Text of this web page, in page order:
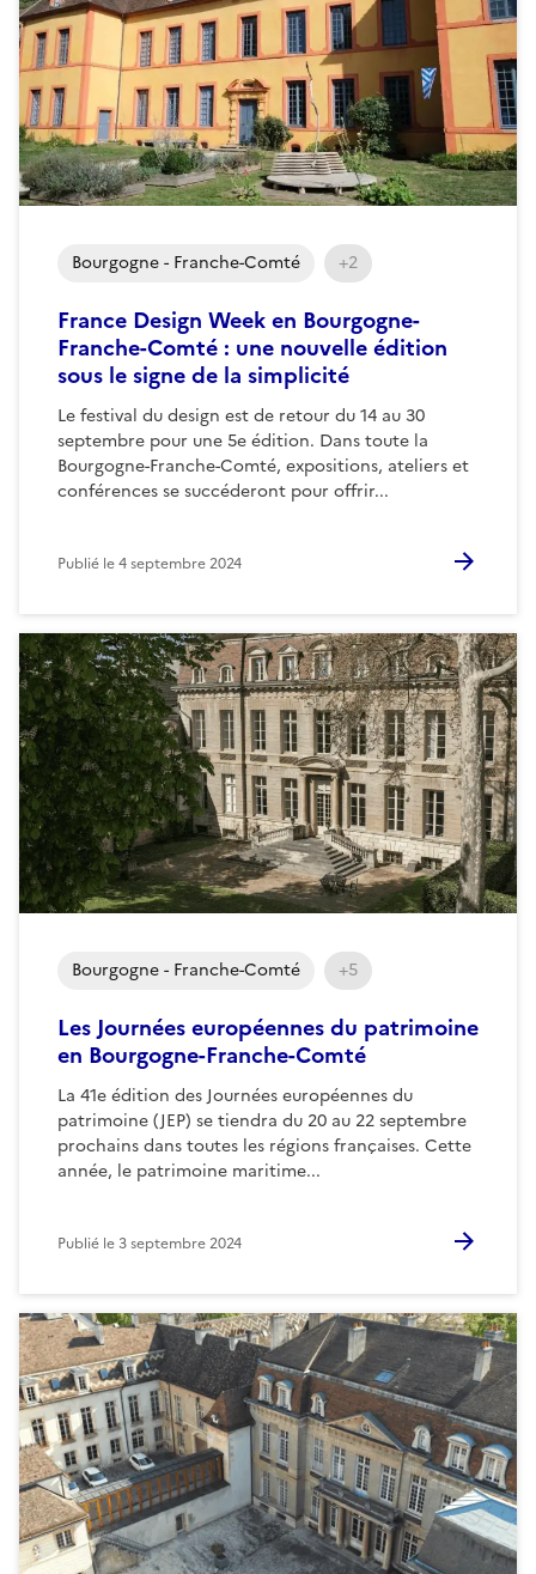
France Design Week en Bourgogne-
Franche-Comté : une nouvelle édition
sous le signe de la simplicité
Le festival du design est de retour du 14 au 30
septembre pour une 5e édition. Dans toute la
Bourgogne-Franche-Comté, expositions, ateliers et
conférences se succéderont pour offrir...
Bourgogne - Franche-Comté +2
Publié le4 septembre 2024
Les Journées européennes du patrimoine
en Bourgogne-Franche-Comté
La 41e édition des Journées européennes du
patrimoine (JEP) se tiendra du 20 au 22 septembre
prochains dans toutes les régions françaises. Cette
année, le patrimoine maritime...
Bourgogne - Franche-Comté +5
Publié le3 septembre 2024